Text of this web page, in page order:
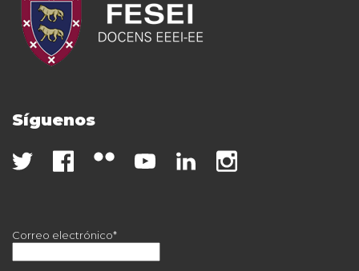
Síguenos
Correo electrónico*